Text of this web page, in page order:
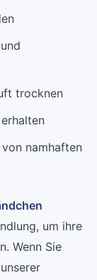
trocknen
namhaften
um ihre
Wenn Sie